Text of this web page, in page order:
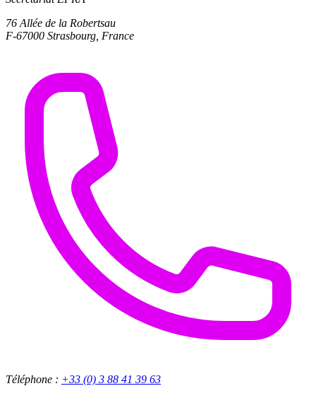
76 Allée de la Robertsau
F-67000 Strasbourg, France
Téléphone : +33 (0) 3 88 41 39 63